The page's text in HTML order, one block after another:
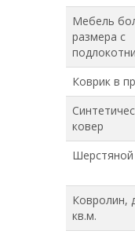
Мебель
размера с
Коврик в
ковер
Шерстяной
Ковролин,
кв.м.